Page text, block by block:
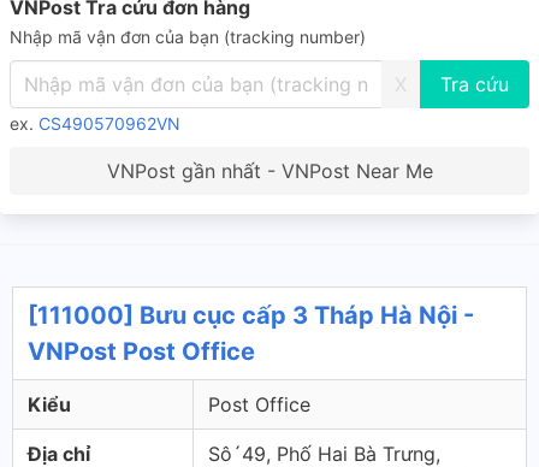
VNPost Tra cứu đơn hàng
Nhập mã vận đơn của bạn (tracking number)
X
ex. CS490570962VN
VNPost gần nhất - VNPost Near Me
[111000] Bưu cục cấp 3 Tháp Hà Nội -
VNPost Post Office
Kiểu Post Office
Địa chỉ
Sô´49, Phố Hai Bà Trưng,